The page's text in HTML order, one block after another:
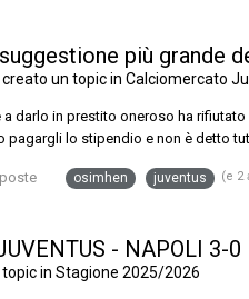
più grande
creato un topic in Calciomercato
darlo in prestito oneroso ha
pagargli lo stipendio e non è detto
osimhen juventus (e 2
- NAPOLI 3-0
in Stagione 2025/2026